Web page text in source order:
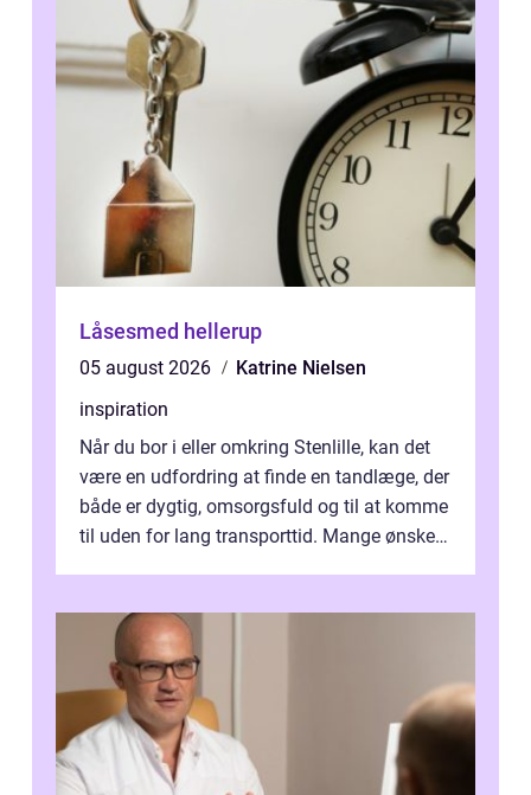
Låsesmed hellerup
05 august 2026
Katrine Nielsen
inspiration
Når du bor i eller omkring Stenlille, kan det
være en udfordring at finde en tandlæge, der
både er dygtig, omsorgsfuld og til at komme
til uden for lang transporttid. Mange ønsker